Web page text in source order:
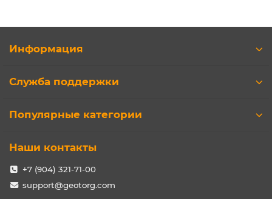
Информация
Служба поддержки
Популярные категории
Наши контакты
+7 (904) 321-71-00
support@geotorg.com